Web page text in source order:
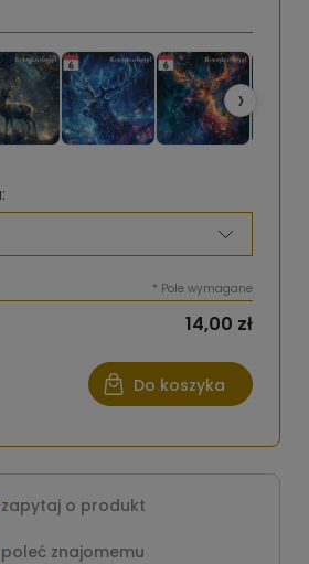
›
* Pole wymagane
14,00 zł
Do koszyka
zapytaj o produkt
poleć znajomemu